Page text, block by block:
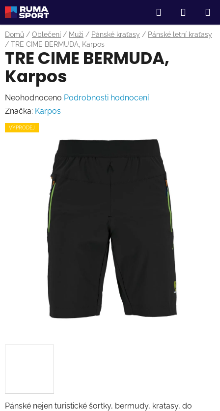
Přejít
na
obsah
Hledat
KOŠÍK
Domů / Oblečení / Muži / Pánské kraťasy / Pánské letní kraťasy
/ TRE CIME BERMUDA, Karpos
Pánské nejen turistické šortky, bermudy, kratasy, do
TRE CIME BERMUDA,
Karpos
Průměrné
hodnocení
produktu
Neohodnoceno Podrobnosti hodnocení
Značka: Karpos
VÝPRODEJ